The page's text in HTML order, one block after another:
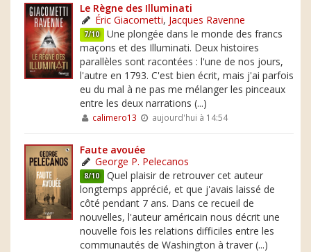
Le Règne des Illuminati
Éric Giacometti, Jacques Ravenne
7/10 Une plongée dans le monde des francs
maçons et des Illuminati. Deux histoires
parallèles sont racontées : l'une de nos jours,
l'autre en 1793. C'est bien écrit, mais j'ai parfois
eu du mal à ne pas me mélanger les pinceaux
entre les deux narrations (...)
calimero13 aujourd'hui à 14:54
Faute avouée
George P. Pelecanos
8/10 Quel plaisir de retrouver cet auteur
longtemps apprécié, et que j'avais laissé de
côté pendant 7 ans. Dans ce recueil de
nouvelles, l'auteur américain nous décrit une
nouvelle fois les relations difficiles entre les
communautés de Washington à traver (...)